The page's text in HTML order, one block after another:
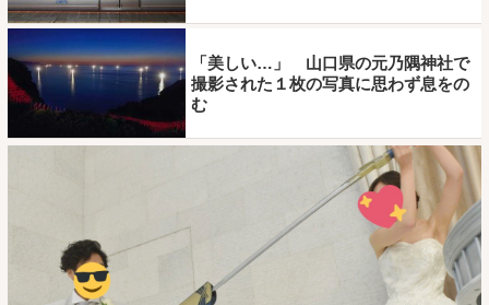
「美しい…」 山口県の元乃隅神社で
撮影された１枚の写真に思わず息をの
む